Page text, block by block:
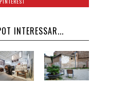
INTERESSAR...